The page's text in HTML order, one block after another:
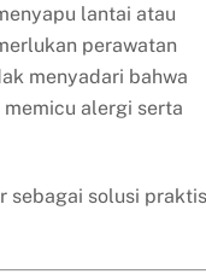
lantai atau
perawatan
menyadari bahwa
alergi serta
sebagai solusi praktis